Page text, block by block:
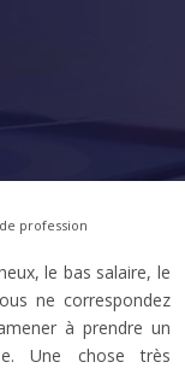
profession
le bas salaire, le
ne correspondez
à prendre un
Une chose très